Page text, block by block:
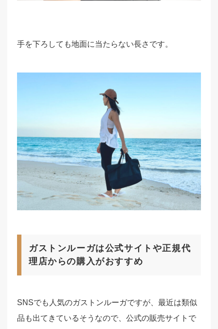
手を下ろしても地面に当たらない長さです。
ガストンルーガは公式サイトや正規代
理店からの購入がおすすめ
SNSでも人気のガストンルーガですが、最近は類似
品も出てきているそうなので、公式の販売サイトで